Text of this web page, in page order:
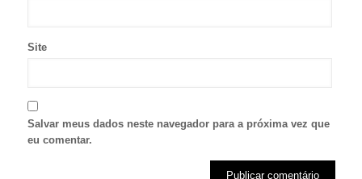
Site
Salvar meus dados neste navegador para a próxima vez que
eu comentar.